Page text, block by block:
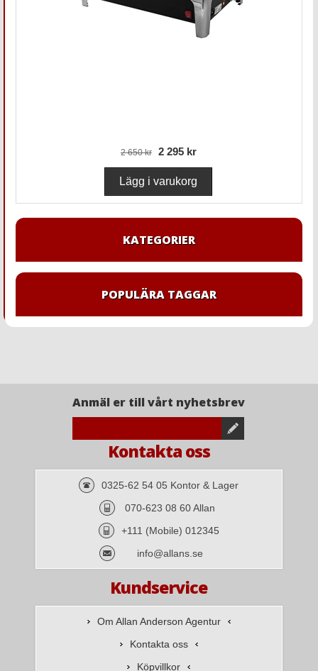
2 650 kr 2 295 kr
KATEGORIER
POPULÄRA TAGGAR
Anmäl er till vårt nyhetsbrev
Kontakta oss
0325-62 54 05 Kontor & Lager
070-623 08 60 Allan
+111 (Mobile) 012345
info@allans.se
Kundservice
Om Allan Anderson Agentur
Kontakta oss
Köpvillkor